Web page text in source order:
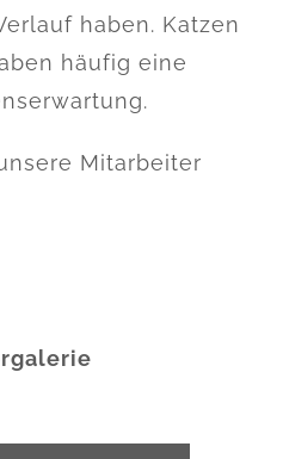
haben. Katzen
häufig eine
Mitarbeiter